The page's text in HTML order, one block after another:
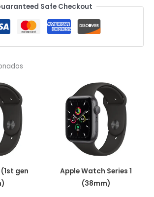
Safe Checkout
gen
Apple Watch Series 1
(38mm)